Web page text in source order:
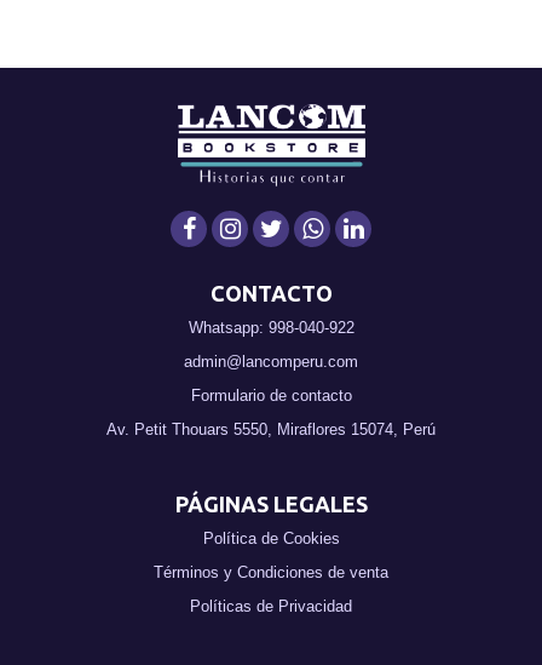
CONTACTO
Whatsapp: 998-040-922
admin@lancomperu.com
Formulario de contacto
Av. Petit Thouars 5550, Miraflores 15074, Perú
PÁGINAS LEGALES
Política de Cookies
Términos y Condiciones de venta
Políticas de Privacidad